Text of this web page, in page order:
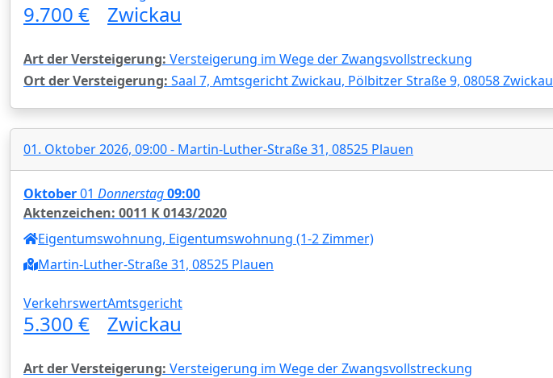
9.700 € Zwickau
Art der Versteigerung: Versteigerung im Wege der Zwangsvollstreckung
Ort der Versteigerung: Saal 7, Amtsgericht Zwickau, Pölbitzer Straße 9, 08058 Zwickau
01. Oktober 2026, 09:00 - Martin-Luther-Straße 31, 08525 Plauen
Oktober01 Donnerstag09:00
Aktenzeichen: 0011 K 0143/2020
Eigentumswohnung, Eigentumswohnung (1-2 Zimmer)
Martin-Luther-Straße 31, 08525 Plauen
Verkehrswert
5.300 €
Amtsgericht
Zwickau
Art der Versteigerung: Versteigerung im Wege der Zwangsvollstreckung